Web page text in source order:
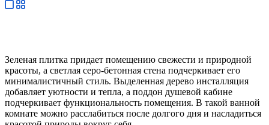
Зеленая плитка придает помещению свежести и природной
красоты, а светлая серо-бетонная стена подчеркивает его
минималистичный стиль. Выделенная дерево инсталляция
добавляет уютности и тепла, а поддон душевой кабине
подчеркивает функциональность помещения. В такой ванной
комнате можно расслабиться после долгого дня и насладиться